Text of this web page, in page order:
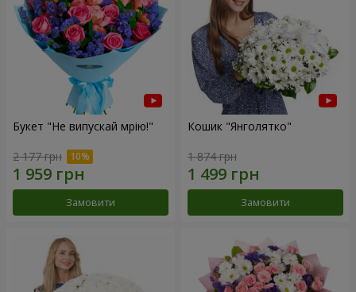
Букет "Не випускай мрію!"
2 177 грн
Замовити
Кошик "Янголятко"
1 874 грн
Замовити